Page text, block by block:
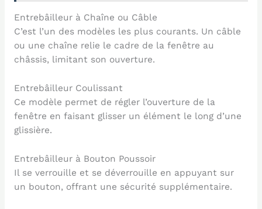
Entrebâilleur à Chaîne ou Câble
C’est l’un des modèles les plus courants. Un câble
ou une chaîne relie le cadre de la fenêtre au
châssis, limitant son ouverture.
Entrebâilleur Coulissant
Ce modèle permet de régler l’ouverture de la
fenêtre en faisant glisser un élément le long d’une
glissière.
Entrebâilleur à Bouton Poussoir
Il se verrouille et se déverrouille en appuyant sur
un bouton, offrant une sécurité supplémentaire.